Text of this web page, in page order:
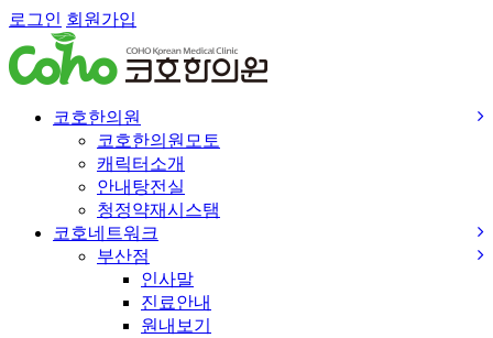
로그인 회원가입
코호한의원
코호한의원모토
캐릭터소개
안내탕전실
청정약재시스탬
코호네트워크
부산점
인사말
진료안내
원내보기